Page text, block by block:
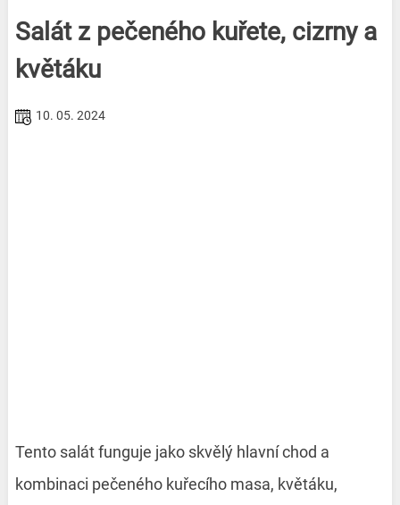
Salát z pečeného kuřete, cizrny a
květáku
10. 05. 2024
Tento salát funguje jako skvělý hlavní chod a
kombinaci pečeného kuřecího masa, květáku,